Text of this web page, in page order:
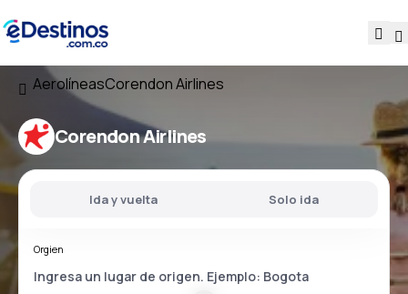
AerolíneasCorendon Airlines
Corendon Airlines
Ida y vuelta Solo ida
Orgien